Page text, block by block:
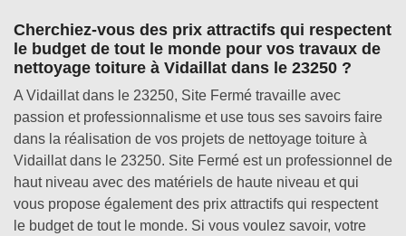
Cherchiez-vous des prix attractifs qui respectent
le budget de tout le monde pour vos travaux de
nettoyage toiture à Vidaillat dans le 23250 ?
A Vidaillat dans le 23250, Site Fermé travaille avec
passion et professionnalisme et use tous ses savoirs faire
dans la réalisation de vos projets de nettoyage toiture à
Vidaillat dans le 23250. Site Fermé est un professionnel de
haut niveau avec des matériels de haute niveau et qui
vous propose également des prix attractifs qui respectent
le budget de tout le monde. Si vous voulez savoir, votre